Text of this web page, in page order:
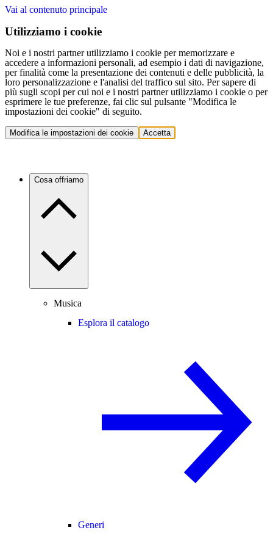
Vai al contenuto principale
Utilizziamo i cookie
Noi e i nostri partner utilizziamo i cookie per memorizzare e
accedere a informazioni personali, ad esempio i dati di navigazione,
per finalità come la presentazione dei contenuti e delle pubblicità, la
loro personalizzazione e l'analisi del traffico sul sito. Per sapere di
più sugli scopi per cui noi e i nostri partner utilizziamo i cookie o per
esprimere le tue preferenze, fai clic sul pulsante "Modifica le
impostazioni dei cookie" di seguito.
Modifica le impostazioni dei cookie Accetta
Cosa offriamo
Musica
Esplora il catalogo
Generi